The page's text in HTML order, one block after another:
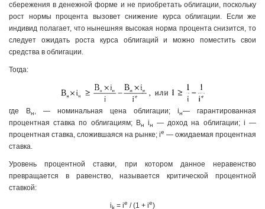
сбережения в денежной форме и не приобретать облигации, поскольку
рост нормы процента вызовет снижение курса облигации. Если же
индивид полагает, что нынешняя высокая норма процента снизится, то
следует ожидать роста курса облигаций и можно поместить свои
средства в облигации.
Тогда:
где Bн, — номинальная цена облигации; iн— гарантированная
процентная ставка по облигациям; Вн iн
— доход на облигации; i —
процентная ставка, сложившаяся на рынке; iе — ожидаемая процентная
ставка.
Уровень процентной ставки, при котором данное неравенство
превращается в равенство, называется критической процентной
ставкой:
i = ie / (1 + ie)